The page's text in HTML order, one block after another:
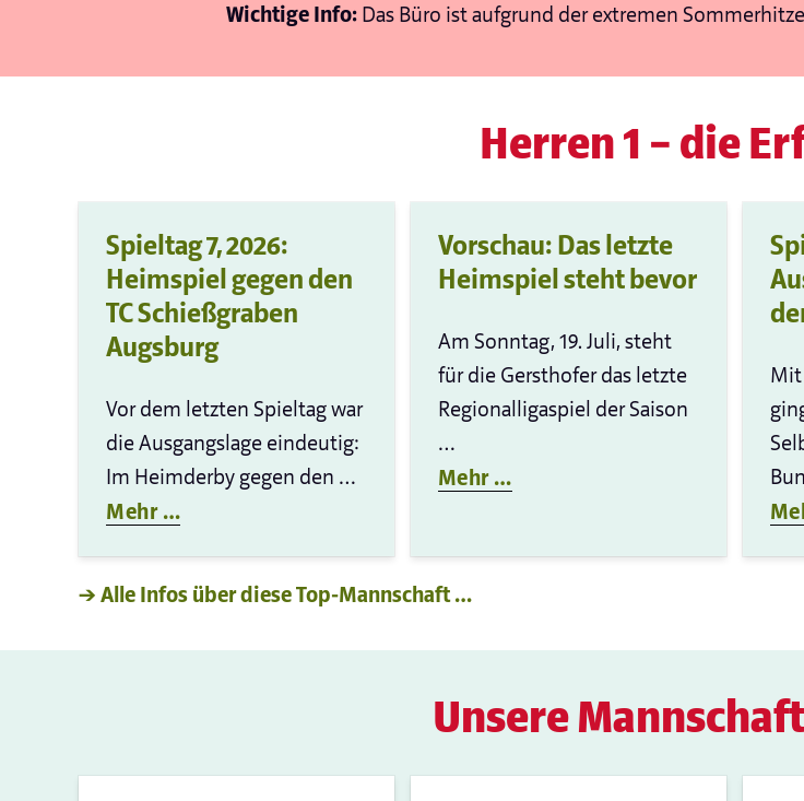
Wichtige Info:Das Büro ist aufgrund der extremen
Herren 1 – die
Spieltag 7, 2026:
Heimspiel gegen den
TC Schießgraben
Augsburg
Vor dem letzten Spieltag war
die Ausgangslage eindeutig:
Im Heimderby gegen den …
Mehr …
Vorschau: Das letzte
Heimspiel steht bevor
Am Sonntag, 19. Juli, steht
für die Gersthofer das letzte
Regionalligaspiel der Saison
…
Mehr …
Mit
→ Alle Infos über diese Top-Mannschaft …
Unsere